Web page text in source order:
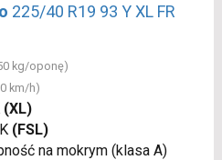
225/40 R19 93 Y XL FR
kg/oponę)
km/h)
(XL)
(FSL)
na mokrym (klasa A)